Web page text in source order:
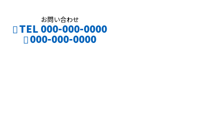
お問い合わせ
TEL 000-000-0000
000-000-0000